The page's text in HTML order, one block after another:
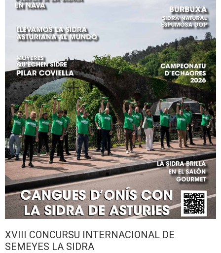
XVIII CONCURSU INTERNACIONAL DE
SEMEYES LA SIDRA